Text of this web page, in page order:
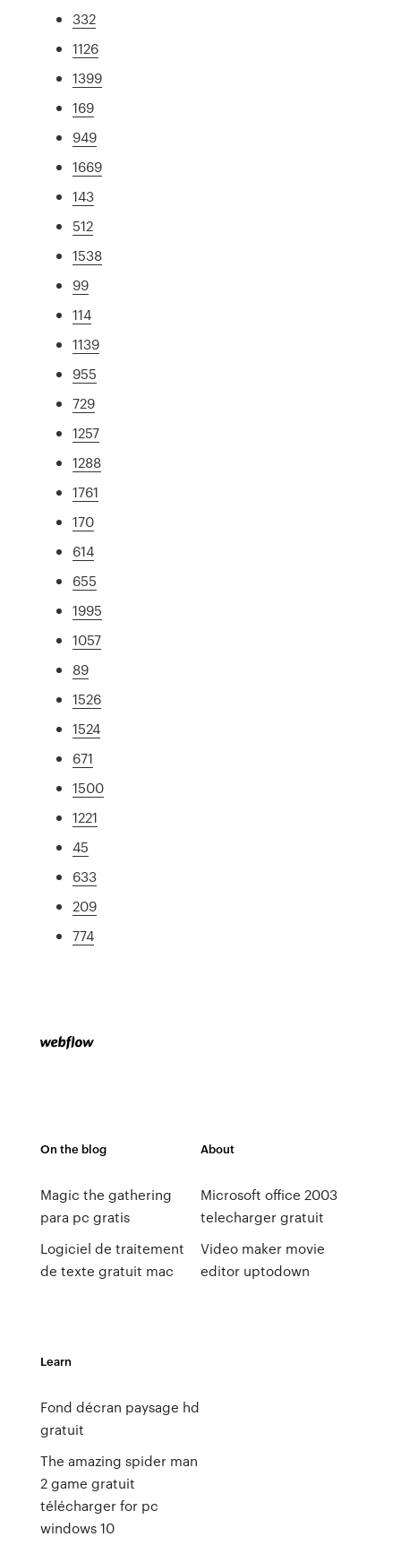
332
1126
1399
169
949
1669
143
512
1538
99
114
1139
955
729
1257
1288
1761
170
614
655
1995
1057
89
1526
1524
671
1500
1221
45
633
209
774
On the blog
Magic the gathering
para pc gratis
Logiciel de traitement
de texte gratuit mac
About
Microsoft office 2003
telecharger gratuit
Video maker movie
editor uptodown
Learn
Fond décran paysage hd
gratuit
The amazing spider man
2 game gratuit
télécharger for pc
windows 10